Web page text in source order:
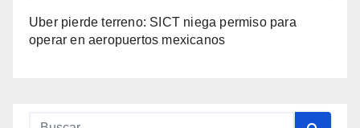
Uber pierde terreno: SICT niega permiso para
operar en aeropuertos mexicanos